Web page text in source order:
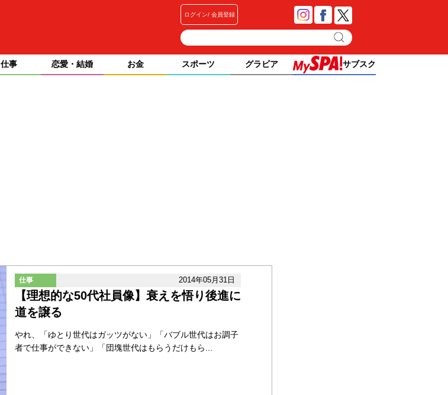
ログイン 会員登録
仕事 恋愛・結婚 お金 スポーツ グラビア サブスク
仕事 2014年05月31日
【理想的な50代社員像】衰えを悟り後進に
道を譲る
やれ、「ゆとり世代はガッツがない」「バブル世代はお調子
者で仕事ができない」「団塊世代はもらうだけもら...